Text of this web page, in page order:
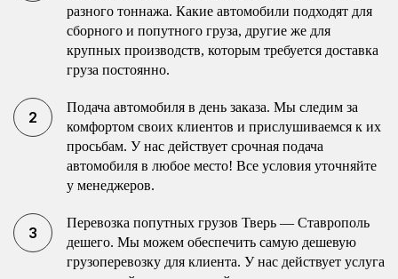
разного тоннажа. Какие автомобили подходят для
сборного и попутного груза, другие же для
крупных производств, которым требуется доставка
груза постоянно.
Подача автомобиля в день заказа. Мы следим за
комфортом своих клиентов и прислушиваемся к их
просьбам. У нас действует срочная подача
автомобиля в любое место! Все условия уточняйте
у менеджеров.
Перевозка попутных грузов Тверь — Ставрополь
дешего. Мы можем обеспечить самую дешевую
грузоперевозку для клиента. У нас действует услуга